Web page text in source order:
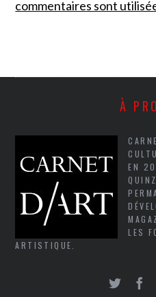
commentaires sont
À
EN
LES
ARTISTIQUE.